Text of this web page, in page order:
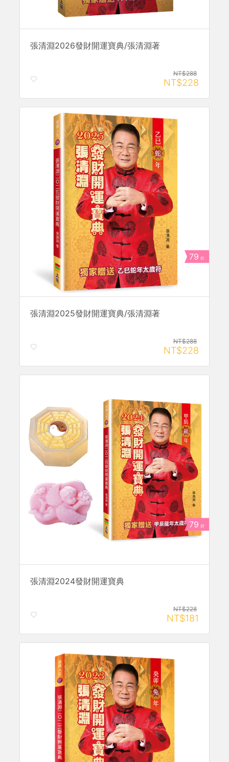
張清淵2026發財開運寶典/張清淵著
NT$288
NT$228
79 折
張清淵2025發財開運寶典/張清淵著
NT$288
NT$228
79 折
張清淵2024發財開運寶典
NT$228
NT$181